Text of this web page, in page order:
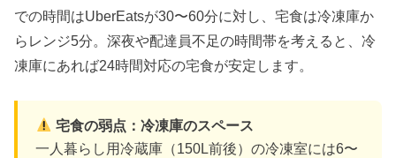
での時間はUberEatsが30〜60分に対し、宅食は冷凍庫か
らレンジ5分。深夜や配達員不足の時間帯を考えると、冷
凍庫にあれば24時間対応の宅食が安定します。
宅食の弱点：冷凍庫のスペース
一人暮らし用冷蔵庫（150L前後）の冷凍室には6〜